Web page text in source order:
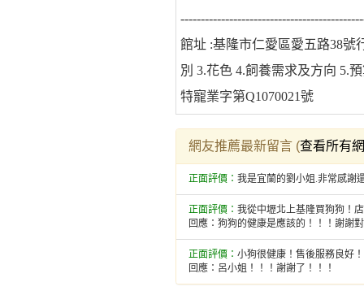
館址 :基隆市仁愛區愛五路38號
別 3.花色 4.飼養需求及方向 5.
特寵業字第Q1070021號
網友推薦最新留言 (查看所有
正面評價： 我是宜蘭的劉小姐.非常感謝
正面評價： 我從中壢北上基隆買狗狗！
回應：狗狗的健康是應該的！！！謝謝
正面評價： 小狗很健康！售後服務良好！
回應：呂小姐！！！謝謝了！！！